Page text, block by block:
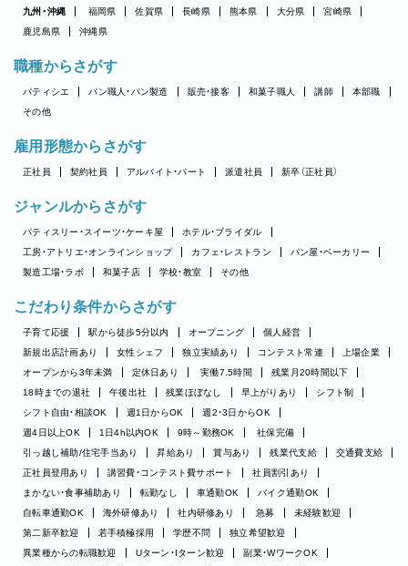
九州・沖縄 福岡県 佐賀県 長崎県 熊本県 大分県
宮崎県
鹿児島県
沖縄県
職種からさがす
パティシエ パン職人・パン製造 販売・接客 和菓子職人 講師
本部職
その他
雇用形態からさがす
正社員 契約社員 アルバイト・パート 派遣社員 新卒（正社員）
ジャンルからさがす
パティスリー・スイーツ・ケーキ屋
ホテル・ブライダル
工房・アトリエ・オンラインショップ
カフェ・レストラン
パン屋・ベーカリー
製造工場・ラボ
和菓子店 学校・教室 その他
こだわり条件からさがす
子育て応援 駅から徒歩5分以内 オープニング
個人経営
新規出店計画あり
女性シェフ 独立実績あり コンテスト常連
上場企業
オープンから3年未満
定休日あり 実働7.5時間
残業月20時間以下
18時までの退社
午後出社 残業ほぼなし 早上がりあり
シフト制
シフト自由・相談OK
週1日からOK
週2・3日からOK
週4日以上OK
1日4h以内OK 9時～勤務OK
社保完備
引っ越し補助/住宅手当あり
昇給あり 賞与あり 残業代支給
交通費支給
正社員登用あり
講習費・コンテスト費サポート
社員割引あり
まかない・食事補助あり
転勤なし 車通勤OK
バイク通勤OK
自転車通勤OK
海外研修あり 社内研修あり 急募
未経験歓迎
第二新卒歓迎
若手積極採用 学歴不問
独立希望歓迎
異業種からの転職歓迎
Uターン・Iターン歓迎
副業・WワークOK